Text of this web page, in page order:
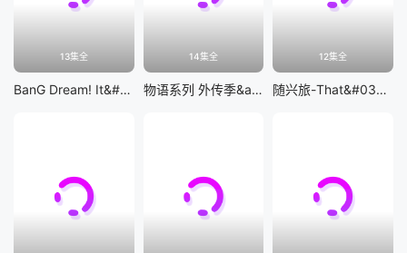
13集全
BanG Dream! It&#039;s MyGO!!!!!
14集全
物语系列 外传季&amp;怪物季
12集全
随兴旅-That&#039;s Journey-